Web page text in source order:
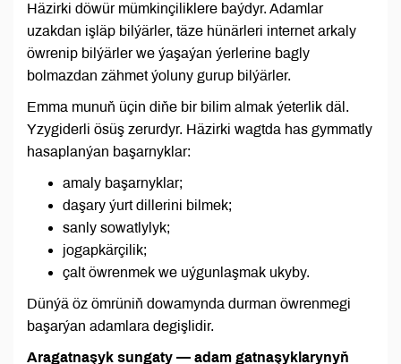
Häzirki döwür mümkinçiliklere baýdyr. Adamlar
uzakdan işläp bilýärler, täze hünärleri internet arkaly
öwrenip bilýärler we ýaşaýan ýerlerine bagly
bolmazdan zähmet ýoluny gurup bilýärler.
Emma munuň üçin diňe bir bilim almak ýeterlik däl.
Yzygiderli ösüş zerurdyr. Häzirki wagtda has gymmatly
hasaplanýan başarnyklar:
amaly başarnyklar;
daşary ýurt dillerini bilmek;
sanly sowatlylyk;
jogapkärçilik;
çalt öwrenmek we uýgunlaşmak ukyby.
Dünýä öz ömrüniň dowamynda durman öwrenmegi
başarýan adamlara degişlidir.
Aragatnaşyk sungaty — adam gatnaşyklarynyň